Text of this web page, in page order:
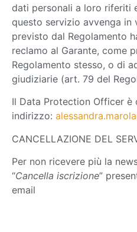
dati personali a loro riferiti
questo servizio avvenga in
previsto dal Regolamento
reclamo al Garante, come
Regolamento stesso, o di
giudiziarie (art. 79 del
Il Data Protection Officer è
indirizzo:
CANCELLAZIONE DEL
Per non ricevere più la
“Cancella iscrizione”
email